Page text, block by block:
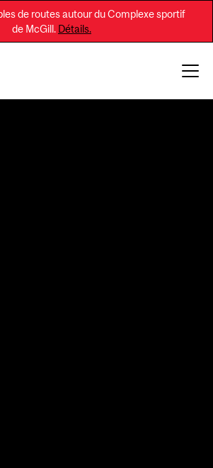
de routes autour du Complexe sportif
de McGill. Détails.